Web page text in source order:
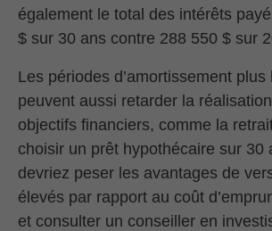
également le total des intérêts
$ sur 30 ans contre 288 550 $ sur
Les périodes d’amortissement plus
peuvent aussi retarder la
objectifs financiers, comme la
choisir un prêt hypothécaire sur 30
devriez peser les avantages de
élevés par rapport au coût
et consulter un conseiller en